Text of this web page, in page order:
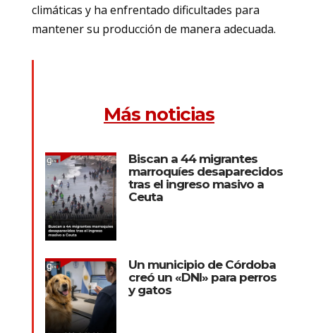
climáticas y ha enfrentado dificultades para
mantener su producción de manera adecuada.
Más noticias
Biscan a 44 migrantes
marroquíes desaparecidos
tras el ingreso masivo a
Ceuta
Un municipio de Córdoba
creó un «DNI» para perros
y gatos